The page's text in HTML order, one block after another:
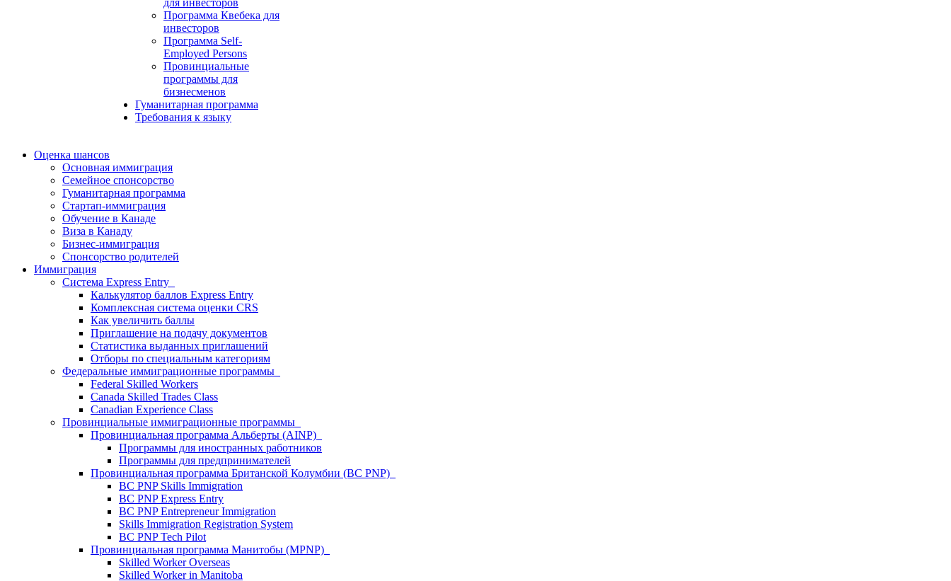
для инвесторов
Программа Квебека для
инвесторов
Программа Self-
Employed Persons
Провинциальные
программы для
бизнесменов
Гуманитарная программа
Требования к языку
Оценка шансов
Основная иммиграция
Семейное спонсорство
Гуманитарная программа
Стартап-иммиграция
Обучение в Канаде
Виза в Канаду
Бизнес-иммиграция
Спонсорство родителей
Иммиграция
Система Express Entry
Калькулятор баллов Express Entry
Комплексная система оценки CRS
Как увеличить баллы
Приглашение на подачу документов
Статистика выданных приглашений
Отборы по специальным категориям
Федеральные иммиграционные программы
Federal Skilled Workers
Canada Skilled Trades Class
Canadian Experience Class
Провинциальные иммиграционные программы
Провинциальная программа Альберты (AINP)
Программы для иностранных работников
Программы для предпринимателей
Провинциальная программа Британской Колумбии (BC PNP)
BC PNP Skills Immigration
BC PNP Express Entry
BC PNP Entrepreneur Immigration
Skills Immigration Registration System
BC PNP Tech Pilot
Провинциальная программа Манитобы (MPNP)
Skilled Worker Overseas
Skilled Worker in Manitoba